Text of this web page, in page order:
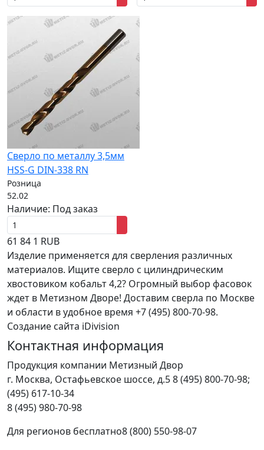
Сверло по металлу 3,5мм
HSS-G DIN-338 RN
Розница
52.02
Наличие: Под заказ
61 84 1 RUB
Изделие применяется для сверления различных
материалов. Ищите сверло с цилиндрическим
хвостовиком кобальт 4,2? Огромный выбор фасовок
ждет в Метизном Дворе! Доставим сверла по Москве
и области в удобное время +7 (495) 800-70-98.
Создание сайта iDivision
Контактная информация
Продукция компании Метизный Двор
г. Москва, Остафьевское шоссе, д.58 (495) 800-70-98;
(495) 617-10-34
8 (495) 980-70-98
Для регионов бесплатно8 (800) 550-98-07